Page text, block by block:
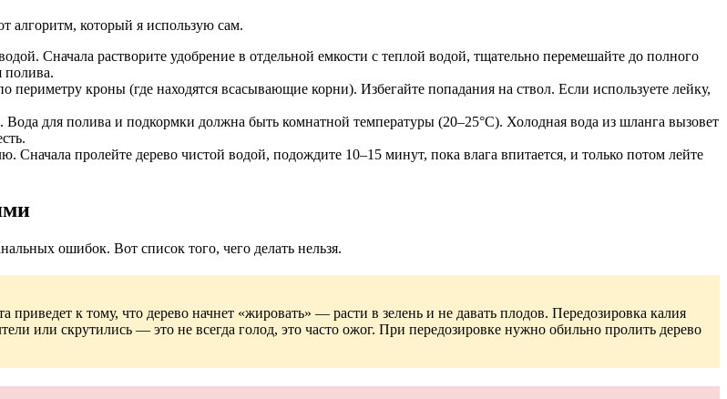
алгоритм, который я использую сам.
Сначала растворите удобрение в отдельной емкости с теплой водой, тщательно перемешайте до полного
полива.
периметру кроны (где находятся всасывающие корни). Избегайте попадания на ствол. Если используете лейку,
для полива и подкормки должна быть комнатной температуры (20–25°C). Холодная вода из шланга вызовет
Сначала пролейте дерево чистой водой, подождите 10–15 минут, пока влага впитается, и только потом лейте
ошибок. Вот список того, чего делать нельзя.
приведет к тому, что дерево начнет «жировать» — расти в зелень и не давать плодов. Передозировка калия
или скрутились — это не всегда голод, это часто ожог. При передозировке нужно обильно пролить дерево